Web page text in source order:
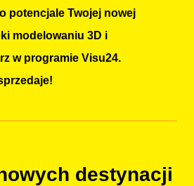
potencjale Twojej nowej
modelowaniu 3D i
w programie Visu24.
destynacji